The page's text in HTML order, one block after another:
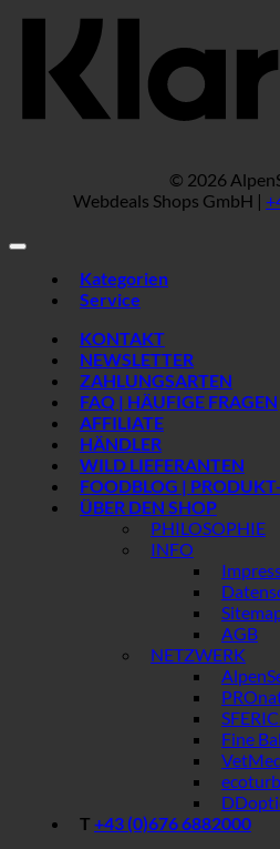
© 2026
Webdeals Shops GmbH |
Kategorien
Service
KONTAKT
NEWSLETTER
ZAHLUNGSARTEN
FAQ | HÄUFIGE FRAGEN
AFFILIATE
HÄNDLER
WILD LIEFERANTEN
FOODBLOG |
ÜBER DEN SHOP
PHILOSOPHIE
INFO
AGB
NETZWERK
Fine
T +43 (0)676 6882000